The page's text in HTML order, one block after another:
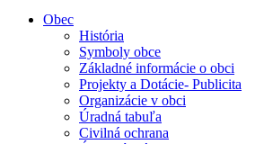
Obec
História
Symboly obce
Základné informácie o obci
Projekty a Dotácie- Publicita
Organizácie v obci
Úradná tabuľa
Civilná ochrana